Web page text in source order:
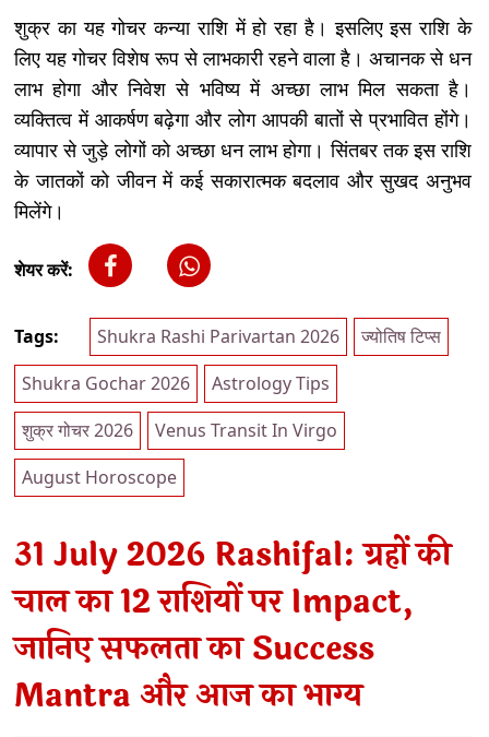
शुक्र का यह गोचर कन्या राशि में हो रहा है। इसलिए इस राशि के
लिए यह गोचर विशेष रूप से लाभकारी रहने वाला है। अचानक से धन
लाभ होगा और निवेश से भविष्य में अच्छा लाभ मिल सकता है।
व्यक्तित्व में आकर्षण बढ़ेगा और लोग आपकी बातों से प्रभावित होंगे।
व्यापार से जुड़े लोगों को अच्छा धन लाभ होगा। सिंतबर तक इस राशि
के जातकों को जीवन में कई सकारात्मक बदलाव और सुखद अनुभव
मिलेंगे।
शेयर करें:
Tags: Shukra Rashi Parivartan 2026
ज्योतिष टिप्स
Shukra Gochar 2026
Astrology Tips
शुक्र गोचर 2026
Venus Transit In Virgo
August Horoscope
31 July 2026 Rashifal: ग्रहों की
चाल का 12 राशियों पर Impact,
जानिए सफलता का Success
Mantra और आज का भाग्य